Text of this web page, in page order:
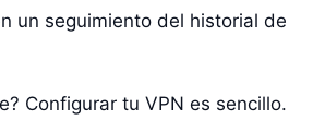
un seguimiento del historial de
Configurar tu VPN es sencillo.